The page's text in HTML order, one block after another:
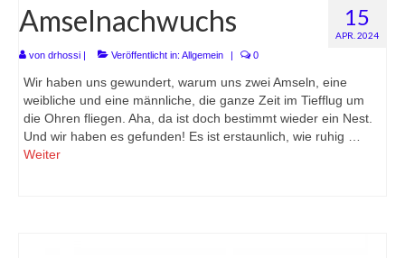
15
APR. 2024
Amselnachwuchs
von drhossi | Veröffentlicht in: Allgemein | 0
Wir haben uns gewundert, warum uns zwei Amseln, eine
weibliche und eine männliche, die ganze Zeit im Tiefflug um
die Ohren fliegen. Aha, da ist doch bestimmt wieder ein Nest.
Und wir haben es gefunden! Es ist erstaunlich, wie ruhig …
Weiter